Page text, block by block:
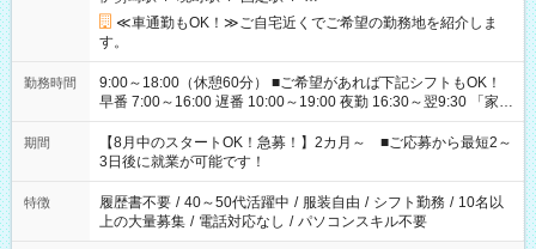
≪車通勤もOK！≫ご自宅近くでご希望の勤務地を紹介しま
す。
勤務時間
9:00～18:00（休憩60分） ■ご希望があれば下記シフトもOK！
早番 7:00～16:00 遅番 10:00～19:00 夜勤 16:30～翌9:30 「家族
と休みを合わせたい」 「余裕を持って夕飯の準備がしたい」
「できれば残業はしたくない」 など、ご希望を教えてください
ね。 ※Wワーク希望の方へ 今ご覧のお仕事で希望する勤務時間
と、もう1つのお仕事の勤務時間。 合計で週40時間を超える場
合は応募できません。
期間
【8月中のスタートOK！急募！】2カ月～ ■ご応募から最短2～
3日後に就業が可能です！
特徴 履歴書不要 / 40～50代活躍中 / 服装自由 / シフト勤務 / 10名以
上の大量募集 / 電話対応なし / パソコンスキル不要